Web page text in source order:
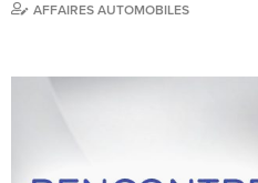
AFFAIRES AUTOMOBILES